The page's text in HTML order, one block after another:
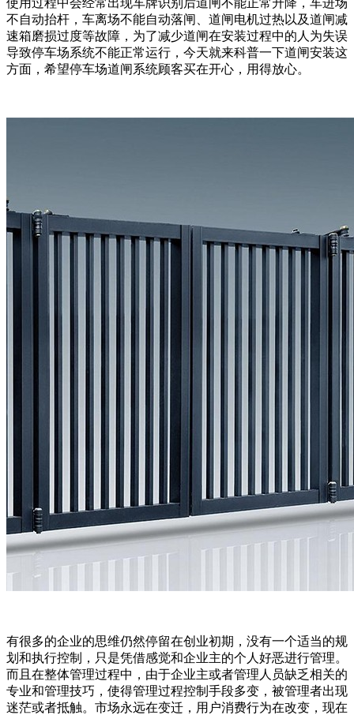
不自动抬杆，车离场不能自动落闸、道闸电机过热以及道闸减
速箱磨损过度等故障，为了减少道闸在安装过程中的人为失误
导致停车场系统不能正常运行，今天就来科普一下道闸安装这
方面，希望停车场道闸系统顾客买在开心，用得放心。
有很多的企业的思维仍然停留在创业初期，没有一个适当的规
划和执行控制，只是凭借感觉和企业主的个人好恶进行管理。
而且在整体管理过程中，由于企业主或者管理人员缺乏相关的
专业和管理技巧，使得管理过程控制手段多变，被管理者出现
迷茫或者抵触。市场永远在变迁，用户消费行为在改变，现在